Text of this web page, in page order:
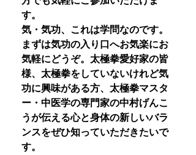
す。
気・気功、これは学問なのです。
まずは気功の入り口へお気楽にお
気軽にどうぞ。太極拳愛好家の皆
様、太極拳をしていないけれど気
功に興味がある方、太極拳マスタ
ー・中医学の専門家の中村げんこ
うが伝える心と身体の新しいバラ
ンスをぜひ知っていただきたいで
す。